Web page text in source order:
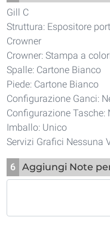
Gill C
Struttura: Espositore
Crowner
Crowner: Stampa a
Spalle: Cartone Bianco
Piede: Cartone Bianco
Configurazione Ganci:
Configurazione Tasche:
Imballo: Unico
Servizi Grafici Nessuna
6 Aggiungi Note